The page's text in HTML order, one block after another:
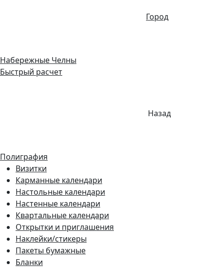
Город
Набережные Челны
Быстрый расчет
Назад
Полиграфия
Визитки
Карманные календари
Настольные календари
Настенные календари
Квартальные календари
Открытки и приглашения
Наклейки/стикеры
Пакеты бумажные
Бланки